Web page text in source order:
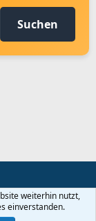
Suchen
Datenschutz
weiterhin nutzt,
einverstanden.